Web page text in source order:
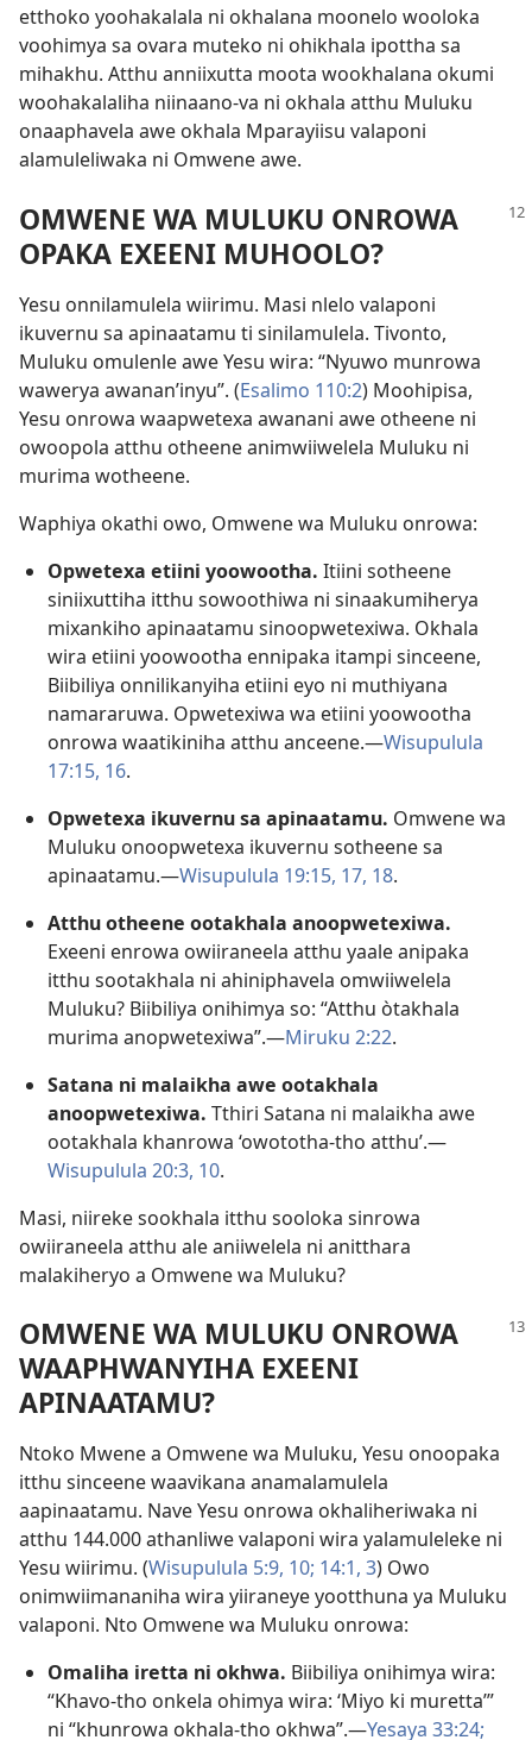
etthoko yoohakalala ni okhalana moonelo wooloka
voohimya sa ovara muteko ni ohikhala ipottha sa
mihakhu. Atthu anniixutta moota wookhalana okumi
woohakalaliha niinaano-va ni okhala atthu Muluku
onaaphavela awe okhala Mparayiisu valaponi
alamuleliwaka ni Omwene awe.
OMWENE WA MULUKU ONROWA
OPAKA EXEENI MUHOOLO?
Yesu onnilamulela wiirimu. Masi nlelo valaponi
ikuvernu sa apinaatamu ti sinilamulela. Tivonto,
Muluku omulenle awe Yesu wira: “Nyuwo munrowa
wawerya awanan’inyu”. (Esalimo 110:2) Moohipisa,
Yesu onrowa waapwetexa awanani awe otheene ni
owoopola atthu otheene animwiiwelela Muluku ni
murima wotheene.
Waphiya okathi owo, Omwene wa Muluku onrowa:
Opwetexa etiini yoowootha. Itiini sotheene
siniixuttiha itthu sowoothiwa ni sinaakumiherya
mixankiho apinaatamu sinoopwetexiwa. Okhala
wira etiini yoowootha ennipaka itampi sinceene,
Biibiliya onnilikanyiha etiini eyo ni muthiyana
namararuwa. Opwetexiwa wa etiini yoowootha
onrowa waatikiniha atthu anceene.—Wisupulula
17:15, 16.
Opwetexa ikuvernu sa apinaatamu. Omwene wa
Muluku onoopwetexa ikuvernu sotheene sa
apinaatamu.—Wisupulula 19:15, 17, 18.
Atthu otheene ootakhala anoopwetexiwa.
Exeeni enrowa owiiraneela atthu yaale anipaka
itthu sootakhala ni ahiniphavela omwiiwelela
Muluku? Biibiliya onihimya so: “Atthu òtakhala
murima anopwetexiwa”.—Miruku 2:22.
Satana ni malaikha awe ootakhala
anoopwetexiwa. Tthiri Satana ni malaikha awe
ootakhala khanrowa ‘owototha-tho atthu’.—
Wisupulula 20:3, 10.
Masi, niireke sookhala itthu sooloka sinrowa
owiiraneela atthu ale aniiwelela ni anitthara
malakiheryo a Omwene wa Muluku?
OMWENE WA MULUKU ONROWA
WAAPHWANYIHA EXEENI
APINAATAMU?
Ntoko Mwene a Omwene wa Muluku, Yesu onoopaka
itthu sinceene waavikana anamalamulela
aapinaatamu. Nave Yesu onrowa okhaliheriwaka ni
atthu 144.000 athanliwe valaponi wira yalamuleleke ni
Yesu wiirimu. (Wisupulula 5:9, 10; 14:1, 3) Owo
onimwiimananiha wira yiiraneye yootthuna ya Muluku
valaponi. Nto Omwene wa Muluku onrowa:
Omaliha iretta ni okhwa. Biibiliya onihimya wira:
“Khavo-tho onkela ohimya wira: ‘Miyo ki muretta’”
ni “khunrowa okhala-tho okhwa”.—Yesaya 33:24;